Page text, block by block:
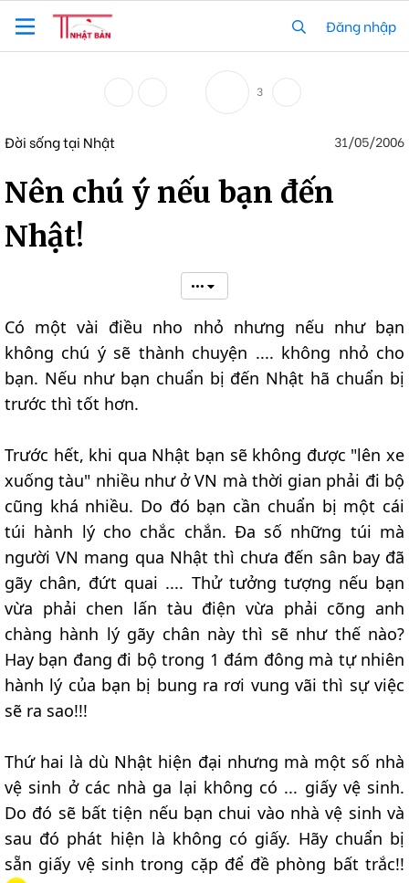
Đăng nhập
3
Đời sống tại Nhật 31/05/2006
Nên chú ý nếu bạn đến
Nhật!
•••
Có một vài điều nho nhỏ nhưng nếu như bạn
không chú ý sẽ thành chuyện .... không nhỏ cho
bạn. Nếu như bạn chuẩn bị đến Nhật hã chuẩn bị
trước thì tốt hơn.
Trước hết, khi qua Nhật bạn sẽ không được "lên xe
xuống tàu" nhiều như ở VN mà thời gian phải đi bộ
cũng khá nhiều. Do đó bạn cần chuẩn bị một cái
túi hành lý cho chắc chắn. Đa số những túi mà
người VN mang qua Nhật thì chưa đến sân bay đã
gãy chân, đứt quai .... Thử tưởng tượng nếu bạn
vừa phải chen lấn tàu điện vừa phải cõng anh
chàng hành lý gãy chân này thì sẽ như thế nào?
Hay bạn đang đi bộ trong 1 đám đông mà tự nhiên
hành lý của bạn bị bung ra rơi vung vãi thì sự việc
sẽ ra sao!!!
Thứ hai là dù Nhật hiện đại nhưng mà một số nhà
vệ sinh ở các nhà ga lại không có ... giấy vệ sinh.
Do đó sẽ bất tiện nếu bạn chui vào nhà vệ sinh và
sau đó phát hiện là không có giấy. Hãy chuẩn bị
sẵn giấy vệ sinh trong cặp để đề phòng bất trắc!!